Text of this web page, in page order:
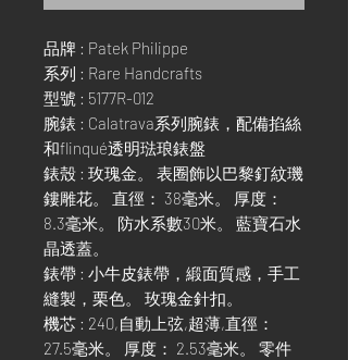
品牌 : Patek Philippe
系列 : Rare Handcrafts
型號 : 5177R-012
腕錶 : Calatrava系列腕錶，配備掐絲
和flinqué透明琺琅錶盤
錶殼 : 玫瑰金。 表圈飾以巴黎釘紋璣
鏤雕花。 直徑： 38毫米。 厚度：
8.3毫米。 防水系數30米。 藍寶石水
晶透蓋。
錶帶 : 小牛皮錶帶，緞面質感，手工
縫製，栗色。 玫瑰金針扣。
機芯 : 240,自動上弦,超薄,直徑：
27.5毫米。 厚度： 2.53毫米。 零件